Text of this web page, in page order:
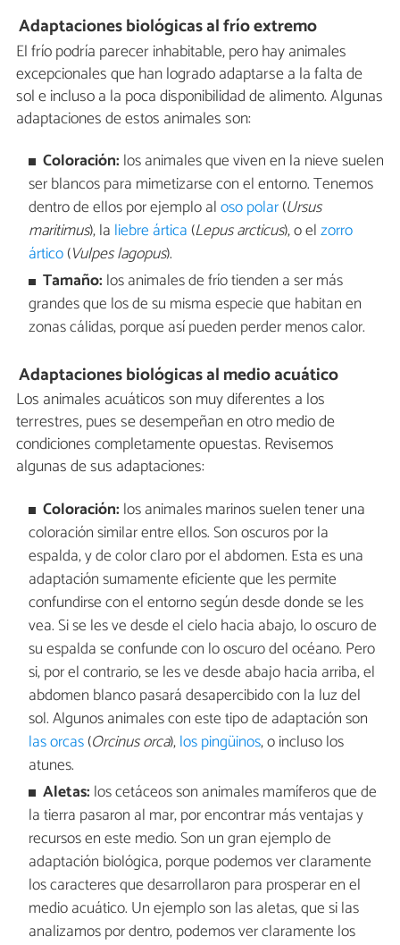
Adaptaciones biológicas al frío extremo
El frío podría parecer inhabitable, pero hay animales
excepcionales que han logrado adaptarse a la falta de
sol e incluso a la poca disponibilidad de alimento. Algunas
adaptaciones de estos animales son:
Coloración: los animales que viven en la nieve suelen
ser blancos para mimetizarse con el entorno. Tenemos
dentro de ellos por ejemplo aloso polar(Ursus
maritimus), la liebre ártica (Lepus arcticus), o elzorro
ártico(Vulpes lagopus).
Tamaño: los animales de frío tienden a ser más
grandes que los de su misma especie que habitan en
zonas cálidas, porque así pueden perder menos calor.
Adaptaciones biológicas al medio acuático
Los animales acuáticos son muy diferentes a los
terrestres, pues se desempeñan en otro medio de
condiciones completamente opuestas. Revisemos
algunas de sus adaptaciones:
Coloración: los animales marinos suelen tener una
coloración similar entre ellos. Son oscuros por la
espalda, y de color claro por el abdomen. Esta es una
adaptación sumamente eficiente que les permite
confundirse con el entorno según desde donde se les
vea. Si se les ve desde el cielo hacia abajo, lo oscuro de
su espalda se confunde con lo oscuro del océano. Pero
si, por el contrario, se les ve desde abajo hacia arriba, el
abdomen blanco pasará desapercibido con la luz del
sol. Algunos animales con este tipo de adaptación son
las orcas(Orcinus orca),los pingüinos, o incluso los
atunes.
Aletas: los cetáceos son animales mamíferos que de
la tierra pasaron al mar, por encontrar más ventajas y
recursos en este medio. Son un gran ejemplo de
adaptación biológica, porque podemos ver claramente
los caracteres que desarrollaron para prosperar en el
medio acuático. Un ejemplo son las aletas, que si las
analizamos por dentro, podemos ver claramente los